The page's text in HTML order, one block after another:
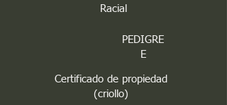
Racial
PEDIGRE
E
Certificado de propiedad
(criollo)